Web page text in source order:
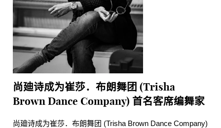
尚廸诗成为崔莎．布朗舞团 (Trisha
Brown Dance Company) 首名客席编舞家
尚廸诗成为崔莎．布朗舞团 (Trisha Brown Dance Company)